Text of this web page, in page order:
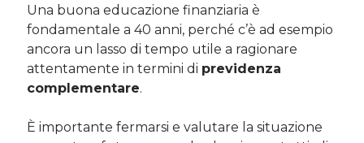
Una buona educazione finanziaria è
fondamentale a 40 anni, perché c’è ad esempio
ancora un lasso di tempo utile a ragionare
attentamente in termini di previdenza
complementare.
È importante fermarsi e valutare la situazione